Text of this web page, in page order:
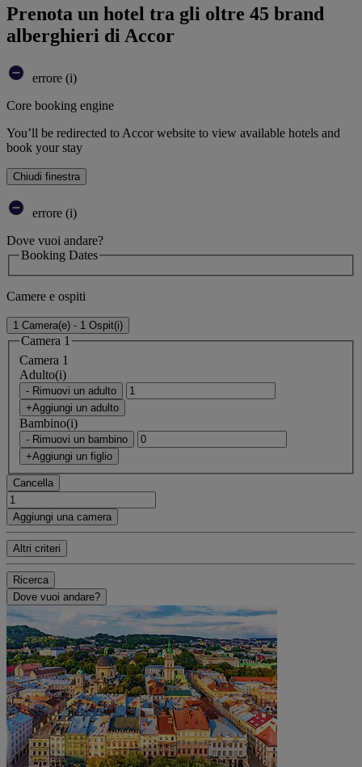
Prenota un hotel tra gli oltre 45 brand
alberghieri di Accor
errore (i)
Core booking engine
You’ll be redirected to Accor website to view available hotels and
book your stay
Chiudi finestra
errore (i)
Dove vuoi andare?
Booking Dates
Camere e ospiti
1 Camera(e) - 1 Ospit(i)
Camera 1
Camera 1
Adulto(i)
- Rimuovi un adulto
+Aggiungi un adulto
Bambino(i)
- Rimuovi un bambino
+Aggiungi un figlio
Cancella
Aggiungi una camera
Altri criteri
Ricerca
Dove vuoi andare?